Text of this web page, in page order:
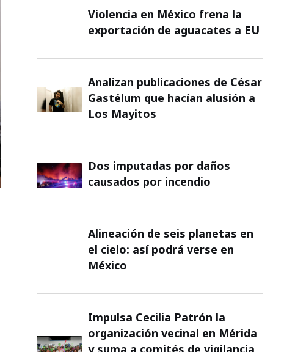
Violencia en México frena la
exportación de aguacates a EU
Analizan publicaciones de César
Gastélum que hacían alusión a
Los Mayitos
Dos imputadas por daños
causados por incendio
Alineación de seis planetas en
el cielo: así podrá verse en
México
Impulsa Cecilia Patrón la
organización vecinal en Mérida
y suma a comités de vigilancia